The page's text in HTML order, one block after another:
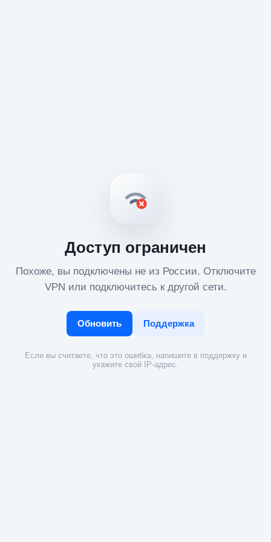
Доступ ограничен
Похоже, вы подключены не из России. Отключите
VPN или подключитесь к другой сети.
Обновить Поддержка
Если вы считаете, что это ошибка, напишите в поддержку и
укажите свой IP-адрес.